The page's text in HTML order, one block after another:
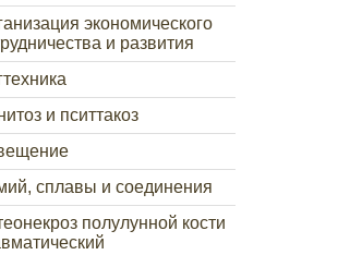
экономического
и развития
и пситтакоз
сплавы и соединения
полулунной кости